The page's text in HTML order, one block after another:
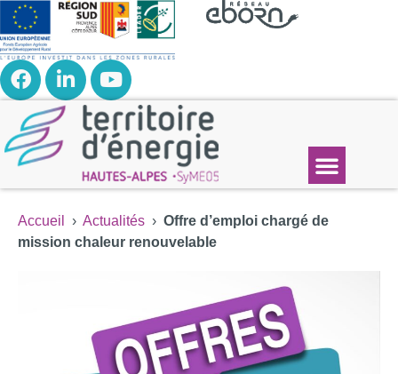
Accueil › Actualités › Offre d’emploi chargé de
mission chaleur renouvelable